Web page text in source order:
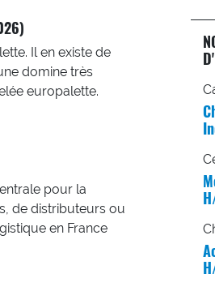
Il en existe de
domine très
europalette.
pour la
de distributeurs ou
en France